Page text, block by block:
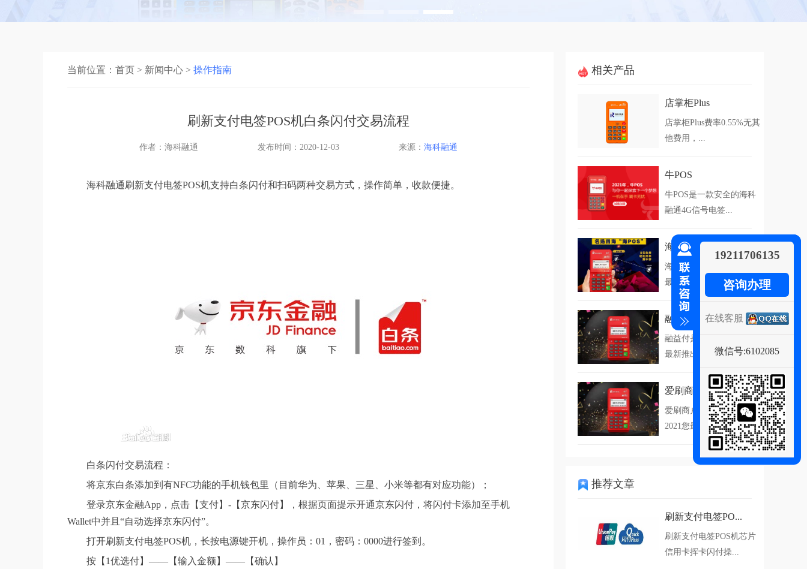
当前位置： 首页 > 新闻中心 > 操作指南
刷新支付电签POS机白条闪付交易流程
作者：海科融通 发布时间：2020-12-03 来源： 海科融通
海科融通刷新支付电签POS机支持白条闪付和扫码两种交易方式，操作简单，收款便捷。
白条闪付交易流程：
将京东白条添加到有NFC功能的手机钱包里（目前华为、苹果、三星、小米等都有对应功能）；
登录京东金融App，点击【支付】-【京东闪付】，根据页面提示开通京东闪付，将闪付卡添加至手机
Wallet中并且“自动选择京东闪付”。
打开刷新支付电签POS机，长按电源键开机，操作员：01，密码：0000进行签到。
按【1优选付】——【输入金额】——【确认】
相关产品
店掌柜Plus
店掌柜Plus费率0.55%无其
他费用，...
牛POS
牛POS是一款安全的海科
融通4G信号电签...
海pos
海POS是海科融通2021您
最新推出的4...
融益付
融益付是海科融通2021您
最新推出的4G...
爱刷商户版
爱刷商户版是海科融通
2021您最新推出的...
推荐文章
刷新支付电签PO...
刷新支付电签POS机芯片
信用卡挥卡闪付操...
19211706135
咨询办理
在线客服
微信号:6102085